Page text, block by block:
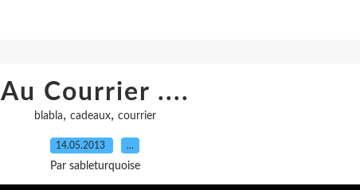
Au Courrier ....
blabla, cadeaux, courrier
14.05.2013 …
Par sableturquoise